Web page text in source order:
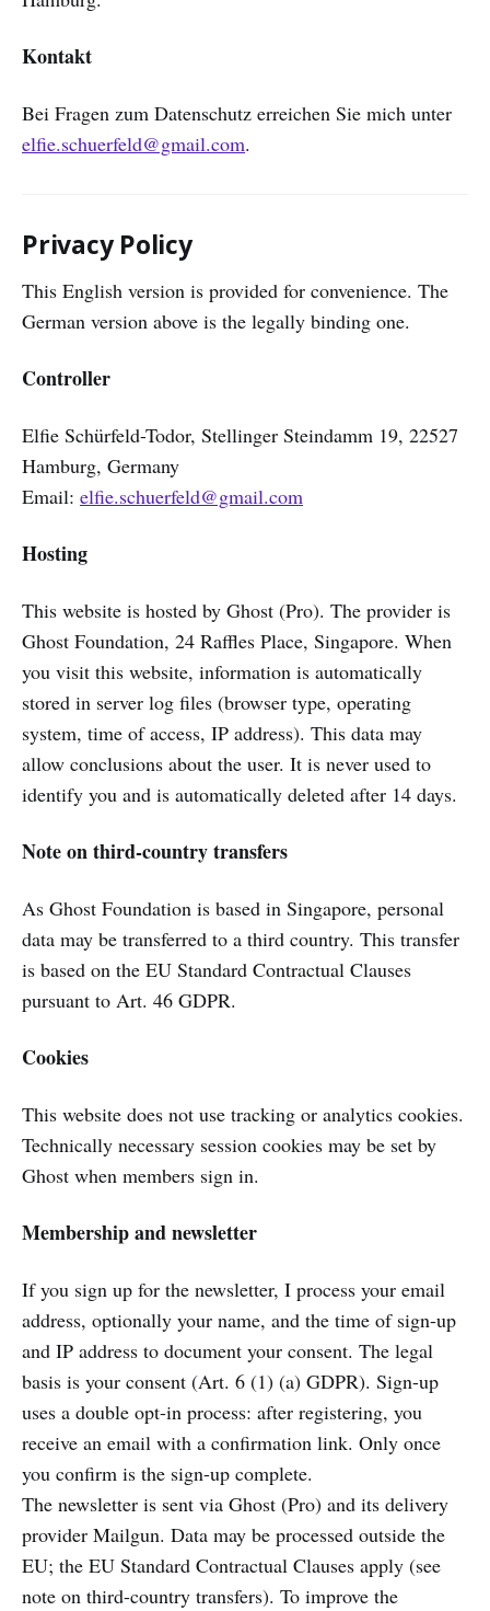
Kontakt
Bei Fragen zum Datenschutz erreichen Sie mich unter
elfie.schuerfeld@gmail.com.
Privacy Policy
This English version is provided for convenience. The
German version above is the legally binding one.
Controller
Elfie Schürfeld-Todor, Stellinger Steindamm 19, 22527
Hamburg, Germany
Email: elfie.schuerfeld@gmail.com
Hosting
This website is hosted by Ghost (Pro). The provider is
Ghost Foundation, 24 Raffles Place, Singapore. When
you visit this website, information is automatically
stored in server log files (browser type, operating
system, time of access, IP address). This data may
allow conclusions about the user. It is never used to
identify you and is automatically deleted after 14 days.
Note on third-country transfers
As Ghost Foundation is based in Singapore, personal
data may be transferred to a third country. This transfer
is based on the EU Standard Contractual Clauses
pursuant to Art. 46 GDPR.
Cookies
This website does not use tracking or analytics cookies.
Technically necessary session cookies may be set by
Ghost when members sign in.
Membership and newsletter
If you sign up for the newsletter, I process your email
address, optionally your name, and the time of sign-up
and IP address to document your consent. The legal
basis is your consent (Art. 6 (1) (a) GDPR). Sign-up
uses a double opt-in process: after registering, you
receive an email with a confirmation link. Only once
you confirm is the sign-up complete.
The newsletter is sent via Ghost (Pro) and its delivery
provider Mailgun. Data may be processed outside the
EU; the EU Standard Contractual Clauses apply (see
note on third-country transfers). To improve the